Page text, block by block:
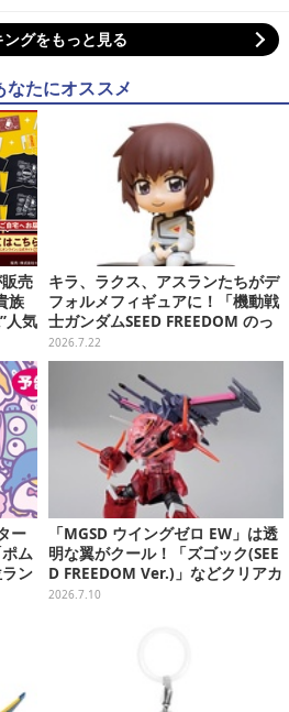
ングをもっと見る
なたにオススメ
売
族
人気
キラ、ラクス、アスランたちがデ
フォルメフィギュアに！「機動戦
士ガンダムSEED FREEDOM のっ
かるんです♪」予約締切間近
2026.7.22
ー
ム
ン
画
「MGSD ウイングゼロ EW」は透
明な翼がクール！「ズゴック(SEE
D FREEDOM Ver.)」などクリアカ
ラーのガンプラ3商品を一挙チェ
2026.7.10